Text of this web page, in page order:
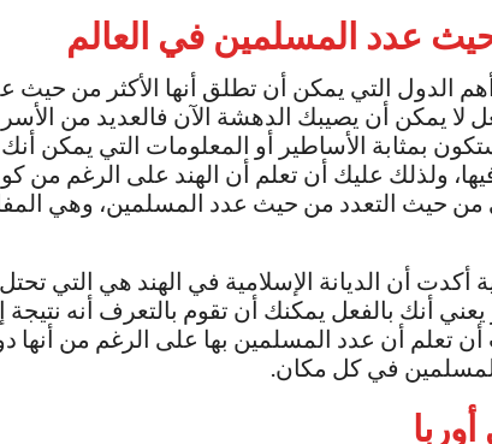
عدد المسلمين في العالم
الدول التي يمكن أن تطلق أنها الأكثر من حيث
لا يمكن أن يصيبك الدهشة الآن فالعديد من
بمثابة الأساطير أو المعلومات التي يمكن
ولذلك عليك أن تعلم أن الهند على الرغم من
من حيث التعدد من حيث عدد المسلمين، وهي
أن الديانة الإسلامية في الهند هي التي تحتل
أنك بالفعل يمكنك أن تقوم بالتعرف أنه نتيجة
أن تعلم أن عدد المسلمين بها على الرغم من أنها
في كل مكان.